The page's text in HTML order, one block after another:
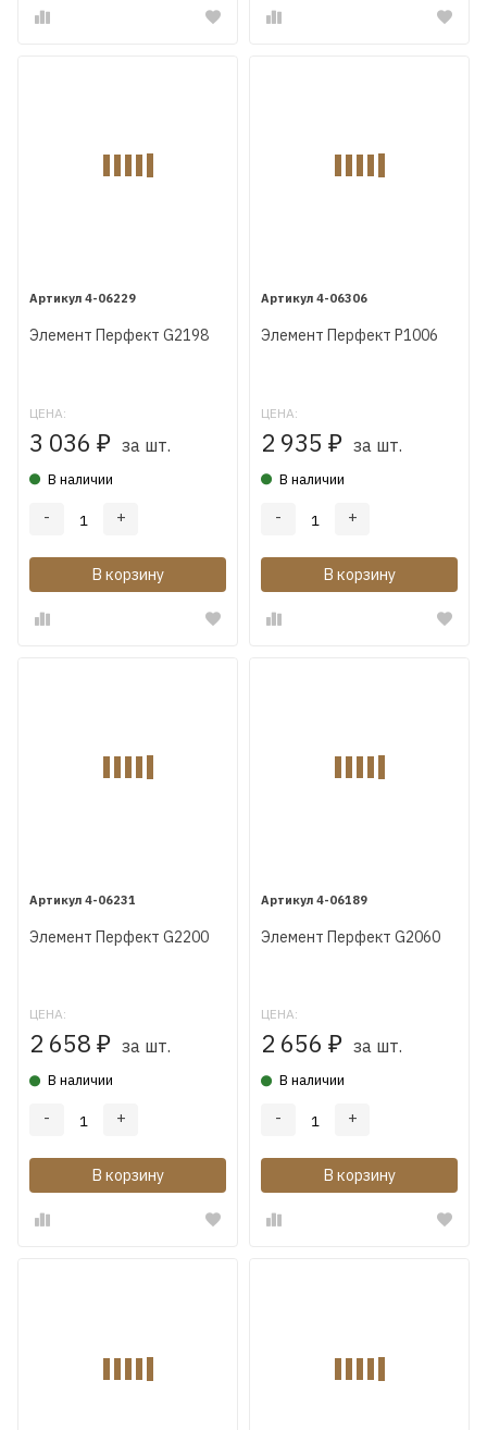
4-06229
Элемент Перфект G2198
ЦЕНА:
3 036 ₽ за шт.
В наличии
- +
В корзину
4-06306
Элемент Перфект P1006
ЦЕНА:
2 935 ₽ за шт.
В наличии
- +
В корзину
4-06231
Элемент Перфект G2200
ЦЕНА:
2 658 ₽ за шт.
В наличии
- +
В корзину
4-06189
Элемент Перфект G2060
ЦЕНА:
2 656 ₽ за шт.
В наличии
- +
В корзину